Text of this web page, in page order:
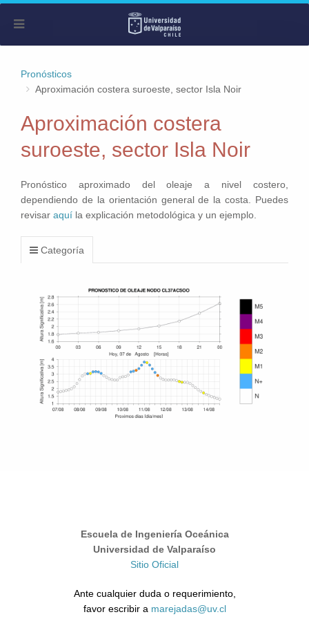
Pronósticos
Aproximación costera suroeste, sector Isla Noir
Aproximación costera
suroeste, sector Isla Noir
Pronóstico aproximado del oleaje a nivel costero,
dependiendo de la orientación general de la costa. Puedes
revisar aquí la explicación metodológica y un ejemplo.
Categoría
Escuela de Ingeniería Oceánica
Universidad de Valparaíso
Sitio Oficial
Ante cualquier duda o requerimiento,
favor escribir a marejadas@uv.cl